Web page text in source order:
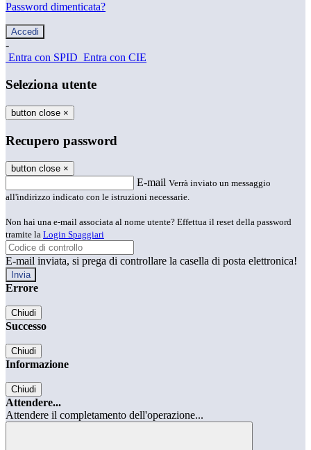
Password dimenticata?
-
Entra con SPID Entra con CIE
Seleziona utente
button close ×
Recupero password
button close ×
E-mail Verrà inviato un messaggio
all'indirizzo indicato con le istruzioni necessarie.
Non hai una e-mail associata al nome utente? Effettua il reset della password
tramite la Login Spaggiari
E-mail inviata, si prega di controllare la casella di posta elettronica!
Errore
Chiudi
Successo
Chiudi
Informazione
Chiudi
Attendere...
Attendere il completamento dell'operazione...